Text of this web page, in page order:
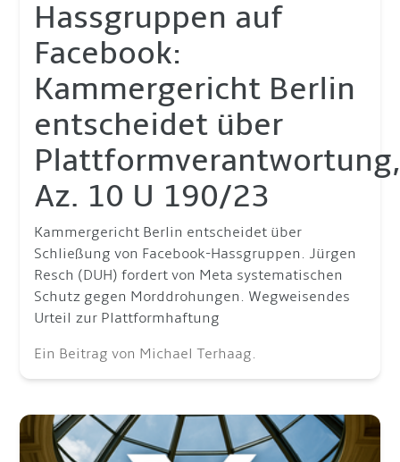
Hassgruppen auf
Facebook:
Kammergericht Berlin
entscheidet über
Plattformverantwortung,
Az. 10 U 190/23
Kammergericht Berlin entscheidet über
Schließung von Facebook-Hassgruppen. Jürgen
Resch (DUH) fordert von Meta systematischen
Schutz gegen Morddrohungen. Wegweisendes
Urteil zur Plattformhaftung
Ein Beitrag von Michael Terhaag.